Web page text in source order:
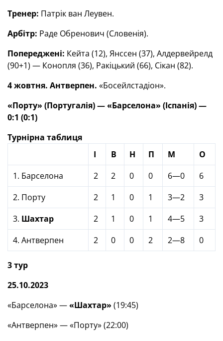
Тренер: Патрік ван Леувен.
Арбітр: Раде Обренович (Словенія).
Попереджені: Кейта (12), Янссен (37), Алдервейрелд
(90+1) — Конопля (36), Ракіцький (66), Сікан (82).
4 жовтня. Антверпен. «Босейлстадіон».
«Порту» (Португалія) — «Барселона» (Іспанія) —
0:1 (0:1)
Турнірна таблиця
І
В Н П М
О
1. Барселона
2 2 0 0 6—0
6
2. Порту
2 1 0 1 3—2
3
3. Шахтар 2 1 0 1 4—5
3
4. Антверпен
2 0 0 2 2—8 0
3тур
25.10.2023
«Барселона» —«Шахтар» (19:45)
«Антверпен» — «Порту» (22:00)